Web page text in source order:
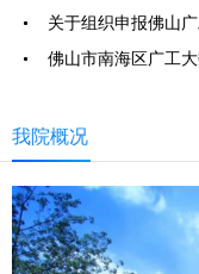
关于组织申报佛山
佛山市南海区广工
我院概况